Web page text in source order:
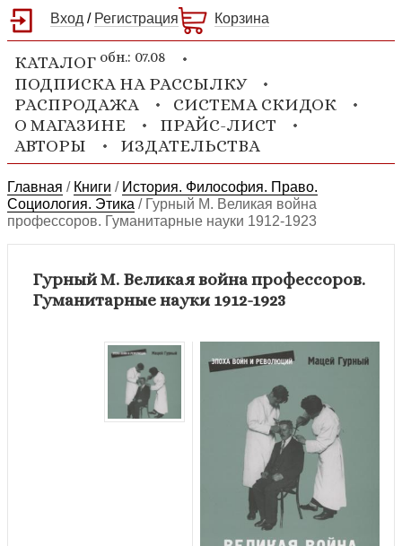
Вход / Регистрация Корзина
КАТАЛОГ обн.: 07.08
ПОДПИСКА НА РАССЫЛКУ
РАСПРОДАЖА
СИСТЕМА СКИДОК
О МАГАЗИНЕ
ПРАЙС-ЛИСТ
АВТОРЫ
ИЗДАТЕЛЬСТВА
Главная / Книги / История. Философия. Право.
Социология. Этика / Гурный М. Великая война
профессоров. Гуманитарные науки 1912-1923
Гурный М. Великая война профессоров.
Гуманитарные науки 1912-1923